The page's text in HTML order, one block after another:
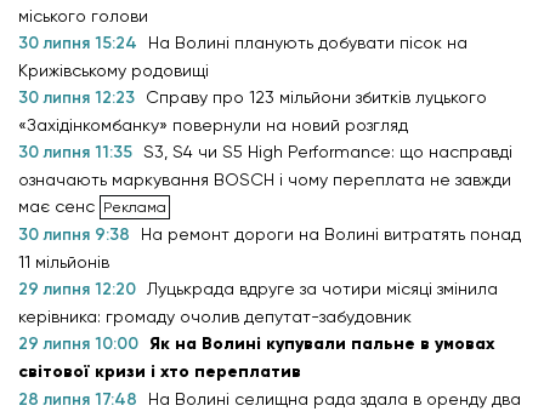
міського голови
30 липня 15:24
На Волині планують добувати пісок на
Крижівському родовищі
30 липня 12:23
Справу про 123 мільйони збитків луцького
«Західінкомбанку» повернули на новий розгляд
30 липня 11:35 S3, S4 чи S5 High Performance: що насправді
означають маркування BOSCH і чому переплата не завжди
має сенс
30 липня 9:38
На ремонт дороги на Волині витратять понад
11 мільйонів
29 липня 12:20
Луцькрада вдруге за чотири місяці змінила
керівника: громаду очолив депутат-забудовник
29 липня 10:00 Як на Волині купували пальне в умовах
світової кризи і хто переплатив
28 липня 17:48
На Волині селищна рада здала в оренду два